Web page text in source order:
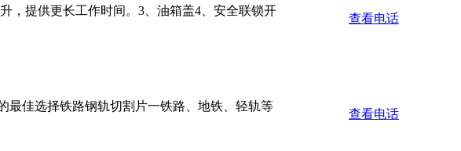
，提供更长工作时间。3、油箱盖4、安全联锁开
查看电话
最佳选择铁路钢轨切割片一铁路、地铁、轻轨等
查看电话